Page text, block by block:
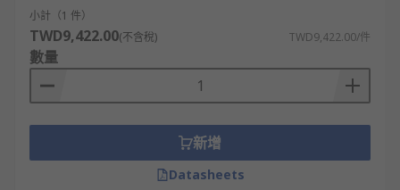
槍型監視器： 外型細長，監控鏡頭視角集中，
常用於需要長距離定向監控的戶外監控攝影機
場合，具備防水防塵設計。
監控攝影機在產業中的應用
監控攝像頭廣泛見於住宅社區、零售商場、學校及政
府設施等公共場所，是維護場域秩序與安全的基礎設
小計（1 件）
TWD9,422.00(不含稅) TWD9,422.00/件
數量
新增
Datasheets